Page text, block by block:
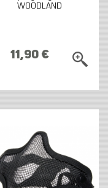
WOODLAND
11,90 €